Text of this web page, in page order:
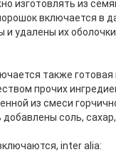
изготовлять из
включается в
удалены их
также
прочих
из смеси
соль,
inter alia: